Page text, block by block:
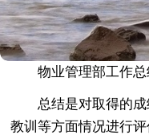
物业管理部工作
总结是对取得的
教训等方面情况进行